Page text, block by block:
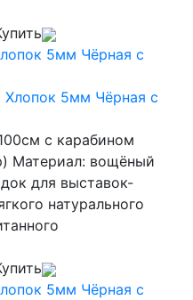
5мм Чёрная с
с карабином
Материал: вощёный
для выставок-
натурального
5мм Чёрная с